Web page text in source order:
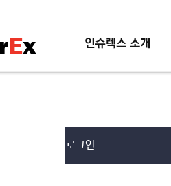
신청방법
로그인